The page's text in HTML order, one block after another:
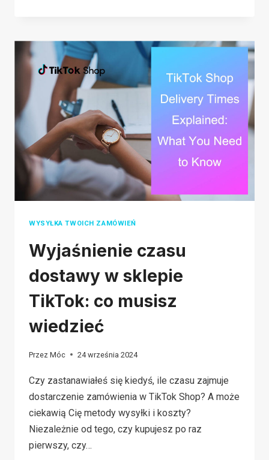
O
USŁUGACH
REALIZACJI
ZAMÓWIEŃ
E-
COMMERCE
WYSYŁKA TWOICH ZAMÓWIEŃ
Wyjaśnienie czasu
dostawy w sklepie
TikTok: co musisz
wiedzieć
Przez Móc 24 września 2024
Czy zastanawiałeś się kiedyś, ile czasu zajmuje
dostarczenie zamówienia w TikTok Shop? A może
ciekawią Cię metody wysyłki i koszty?
Niezależnie od tego, czy kupujesz po raz
pierwszy, czy…